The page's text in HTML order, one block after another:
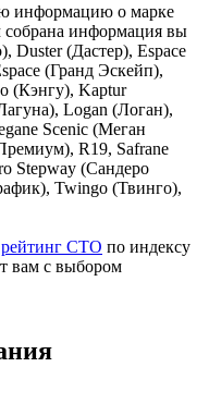
информацию о марке
информация вы
Duster (Дастер), Espace
(Гранд Эскейп),
(Кэнгу), Kaptur
Logan (Логан),
Scenic (Меган
R19, Safrane
Stepway (Сандеро
Twingo (Твинго),
рейтинг СТО по индексу
вам с выбором